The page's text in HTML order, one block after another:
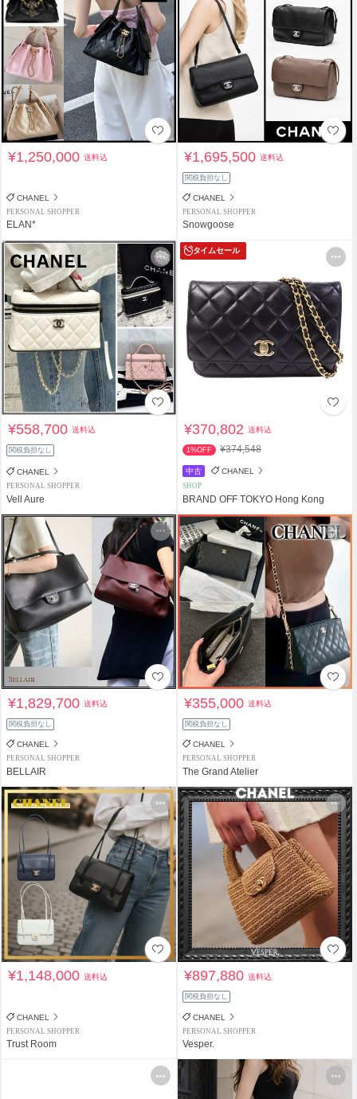
¥1,250,000送料込
CHANEL
PERSONAL SHOPPER
ELAN*
¥1,695,500送料込
関税負担なし
CHANEL
PERSONAL SHOPPER
Snowgoose
¥558,700送料込
関税負担なし
CHANEL
PERSONAL SHOPPER
Vell Aure
タイムセール
¥370,802送料込
1%OFF ¥374,548
中古 CHANEL
SHOP
BRAND OFF TOKYO Hong Kong
¥1,829,700送料込
関税負担なし
CHANEL
PERSONAL SHOPPER
BELLAIR
¥355,000送料込
関税負担なし
CHANEL
PERSONAL SHOPPER
The Grand Atelier
¥1,148,000送料込
CHANEL
PERSONAL SHOPPER
Trust Room
¥897,880送料込
関税負担なし
CHANEL
PERSONAL SHOPPER
Vesper.